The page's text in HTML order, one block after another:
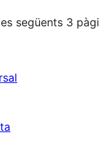
següents 3